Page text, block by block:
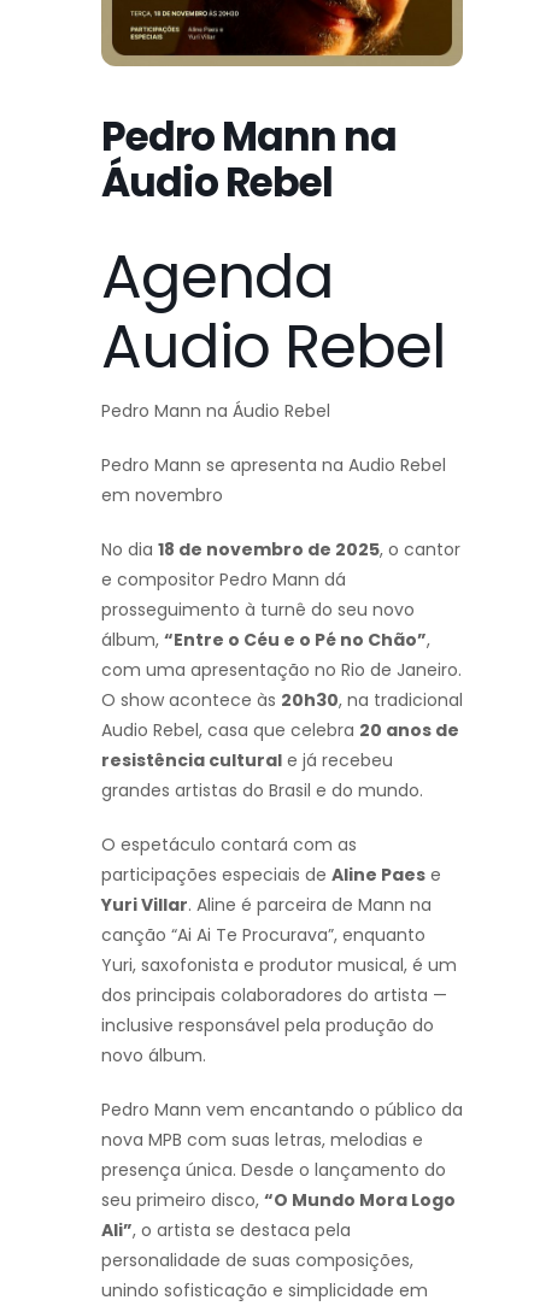
Pedro Mann na
Áudio Rebel
Agenda
Audio Rebel
Pedro Mann na Áudio Rebel
Pedro Mann se apresenta na Audio Rebel
em novembro
No dia 18 de novembro de 2025, o cantor
e compositor Pedro Mann dá
prosseguimento à turnê do seu novo
álbum, “Entre o Céu e o Pé no Chão”,
com uma apresentação no Rio de Janeiro.
O show acontece às 20h30, na tradicional
Audio Rebel, casa que celebra 20 anos de
resistência cultural e já recebeu
grandes artistas do Brasil e do mundo.
O espetáculo contará com as
participações especiais de Aline Paes e
Yuri Villar. Aline é parceira de Mann na
canção “Ai Ai Te Procurava”, enquanto
Yuri, saxofonista e produtor musical, é um
dos principais colaboradores do artista —
inclusive responsável pela produção do
novo álbum.
Pedro Mann vem encantando o público da
nova MPB com suas letras, melodias e
presença única. Desde o lançamento do
seu primeiro disco, “O Mundo Mora Logo
Ali”, o artista se destaca pela
personalidade de suas composições,
unindo sofisticação e simplicidade em